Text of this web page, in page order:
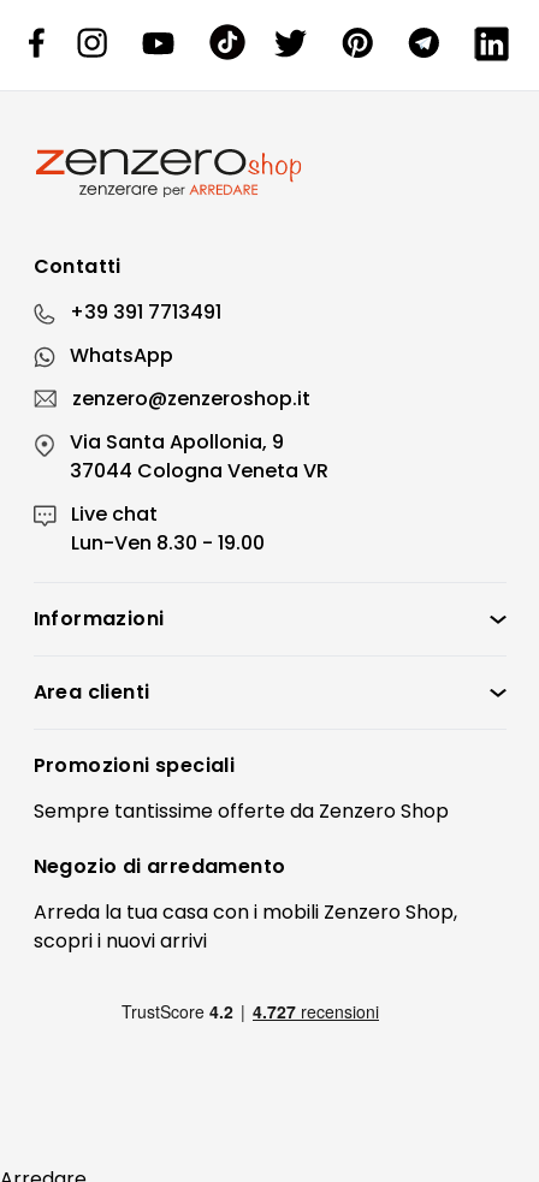
Contatti
+39 391 7713491
WhatsApp
zenzero@zenzeroshop.it
Via Santa Apollonia, 9
37044 Cologna Veneta VR
Live chat
Lun-Ven 8.30 - 19.00
Informazioni
Condizioni di vendita
Preferenze Cookies
Termini e condizioni
Contatti
FAQ
Pagamenti
Area clienti
Registrati
Il mio account
Promozioni speciali
Sempre tantissimeofferteda Zenzero Shop
Negozio di arredamento
Arreda la tua casa con i mobili Zenzero Shop,
scopri i nuovi arrivi